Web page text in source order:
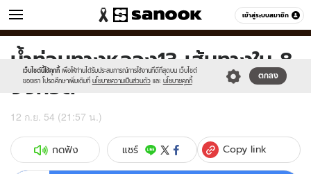
เข้าสู่ระบบสมาชิก
ข่าว หมวดอื่นๆ
เว็บไซต์นี้ใช้คุกกี้ เพื่อให้ท่านได้รับประสบการณ์การใช้งานที่ดีที่สุดบน เว็บไซต์
ของเรา โปรดศึกษาเพิ่มเติมที่ นโยบายความเป็นส่วนตัว และ นโยบายคุกกี้
ตกลง
Sanook
//s.isanook.com/sr/0/images/logo-
new-
sanook.png
600
60
น้ำท่วมทางหลวง13 เส้นทางใน 8
จังหวัด
12 ก.ย. 54 (21:57 น.)
กดฟัง แชร์ Copy link